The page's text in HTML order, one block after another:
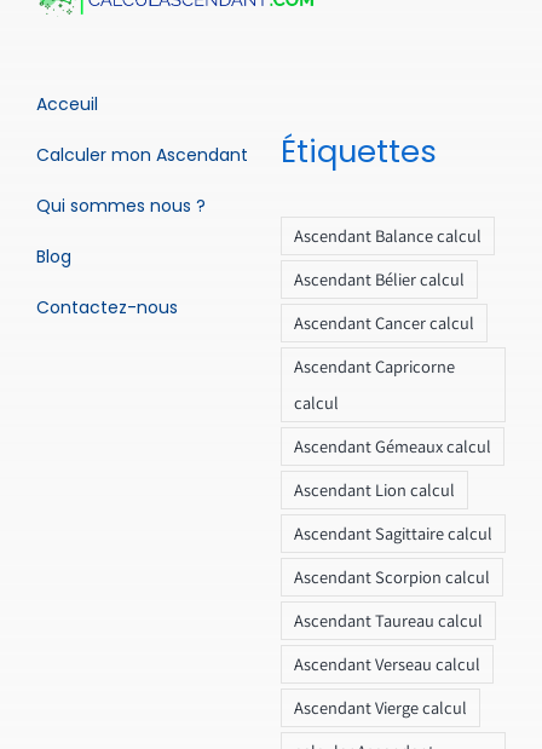
Acceuil
Calculer mon Ascendant
Qui sommes nous ?
Blog
Contactez-nous
Étiquettes
Ascendant Balance calcul
Ascendant Bélier calcul
Ascendant Cancer calcul
Ascendant Capricorne
calcul
Ascendant Gémeaux calcul
Ascendant Lion calcul
Ascendant Sagittaire calcul
Ascendant Scorpion calcul
Ascendant Taureau calcul
Ascendant Verseau calcul
Ascendant Vierge calcul